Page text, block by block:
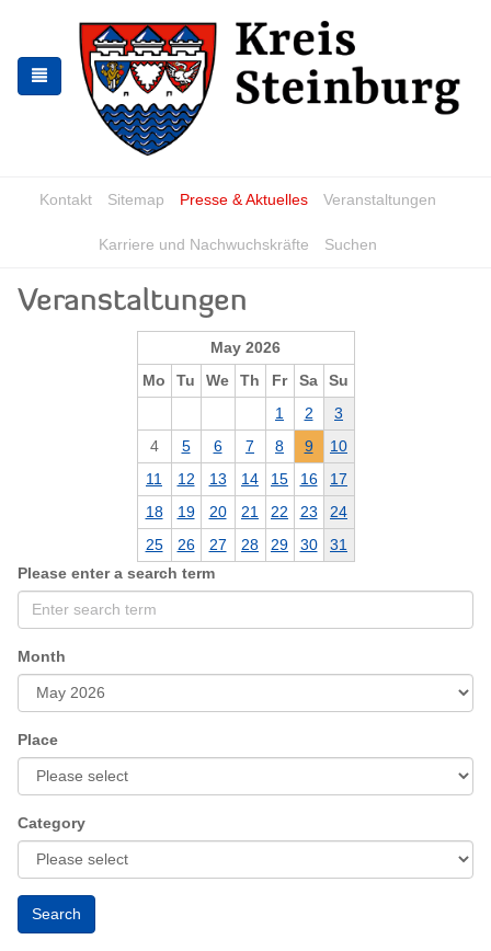
the
navigation
the
content
Kontakt Sitemap Presse & Aktuelles Veranstaltungen
Karriere und Nachwuchskräfte Suchen
Veranstaltungen
May 2026
Mo
Tu We Th Fr Sa
Su
1
2
3
4
5 6 7 8 9
10
11
12 13 14 15 16
17
18
19 20 21 22 23
24
25
26 27 28 29 30
31
Please enter a search term
Month
Place
Category